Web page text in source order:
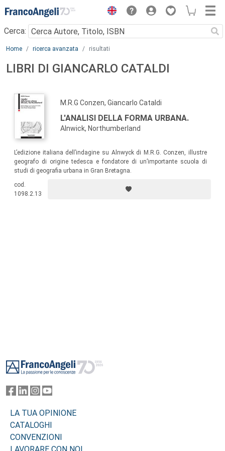
Menu
Cerca:
Main content
Home ricerca avanzata risultati
LIBRI DI GIANCARLO CATALDI
M.R.G Conzen, Giancarlo Cataldi
L'ANALISI DELLA FORMA URBANA.
Alnwick, Northumberland
L’edizione italiana dell’indagine su Alnwyck di M.R.G. Conzen, illustre
geografo di origine tedesca e fondatore di un’importante scuola di
studi di geografia urbana in Gran Bretagna.
cod.
1098.2.13
LA TUA OPINIONE
CATALOGHI
CONVENZIONI